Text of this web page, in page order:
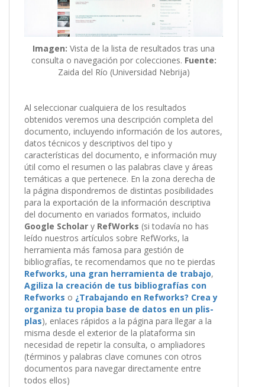
Imagen: Vista de la lista de resultados tras una
consulta o navegación por colecciones. Fuente:
Zaida del Río (Universidad Nebrija)
Al seleccionar cualquiera de los resultados
obtenidos veremos una descripción completa del
documento, incluyendo información de los autores,
datos técnicos y descriptivos del tipo y
características del documento, e información muy
útil como el resumen o las palabras clave y áreas
temáticas a que pertenece. En la zona derecha de
la página dispondremos de distintas posibilidades
para la exportación de la información descriptiva
del documento en variados formatos, incluido
Google Scholar y RefWorks (si todavía no has
leído nuestros artículos sobre RefWorks, la
herramienta más famosa para gestión de
bibliografías, te recomendamos que no te pierdas
Refworks, una gran herramienta de trabajo,
Agiliza la creación de tus bibliografías con
Refworks o ¿Trabajando en Refworks? Crea y
organiza tu propia base de datos en un plis-
plas), enlaces rápidos a la página para llegar a la
misma desde el exterior de la plataforma sin
necesidad de repetir la consulta, o ampliadores
(términos y palabras clave comunes con otros
documentos para navegar directamente entre
todos ellos)